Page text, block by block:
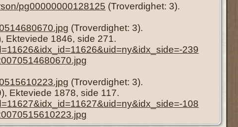
pg00000000128125 (Troverdighet: 3).
(Troverdighet: 3).
Ekteviede 1846, side 271.
239
(Troverdighet: 3).
Ekteviede 1878, side 117.
108